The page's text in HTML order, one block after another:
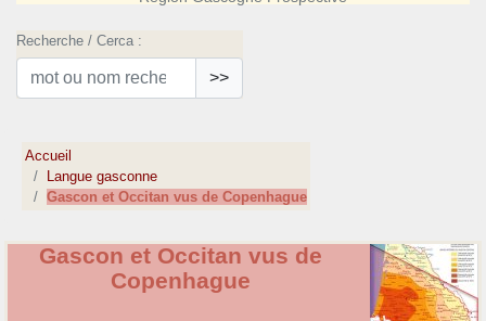
Recherche / Cerca :
>>
Accueil
Langue gasconne
Gascon et Occitan vus de Copenhague
Gascon et Occitan vus de
Copenhague